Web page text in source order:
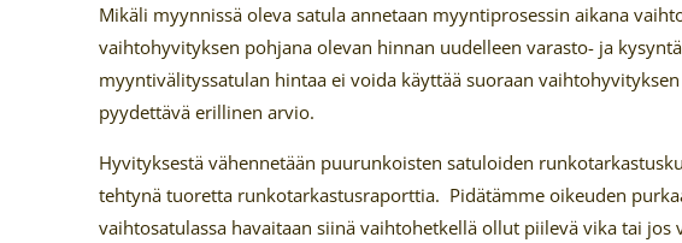
Mikäli myynnissä oleva satula annetaan myyntiprosessin aikana
vaihtohyvityksen pohjana olevan hinnan uudelleen varasto- ja
myyntivälityssatulan hintaa ei voida käyttää suoraan vaihtohyvityksen
pyydettävä erillinen arvio.
Hyvityksestä vähennetään puurunkoisten satuloiden
tehtynä tuoretta runkotarkastusraporttia. Pidätämme oikeuden
vaihtosatulassa havaitaan siinä vaihtohetkellä ollut piilevä vika tai jos